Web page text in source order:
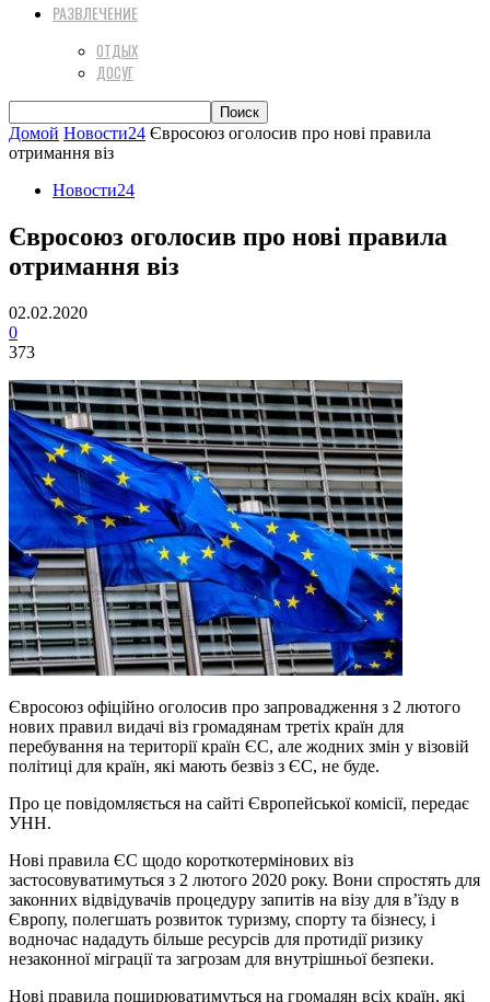
РАЗВЛЕЧЕНИЕ
ОТДЫХ
ДОСУГ
Домой Новости24 Євросоюз оголосив про нові правила
отримання віз
Новости24
Євросоюз оголосив про нові правила
отримання віз
02.02.2020
0
373
Євросоюз офіційно оголосив про запровадження з 2 лютого
нових правил видачі віз громадянам третіх країн для
перебування на території країн ЄС, але жодних змін у візовій
політиці для країн, які мають безвіз з ЄС, не буде.
Про це повідомляється на сайті Європейської комісії, передає
УНН.
Нові правила ЄС щодо короткотермінових віз
застосовуватимуться з 2 лютого 2020 року. Вони спростять для
законних відвідувачів процедуру запитів на візу для в’їзду в
Європу, полегшать розвиток туризму, спорту та бізнесу, і
водночас нададуть більше ресурсів для протидії ризику
незаконної міграції та загрозам для внутрішньої безпеки.
Нові правила поширюватимуться на громадян всіх країн, які